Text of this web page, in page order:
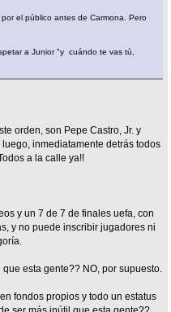
el público antes de Carmona. Pero
a Junior "y cuándo te vas tú,
orden, son Pepe Castro, Jr. y
inmediatamente detrás todos
a la calle ya!!
y un 7 de 7 de finales uefa, con
y no puede inscribir jugadores ni
esta gente?? NO, por supuesto.
fondos propios y todo un estatus